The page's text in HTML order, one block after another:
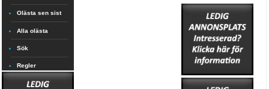
Olästa sen sist
Alla olästa
Sök
Regler